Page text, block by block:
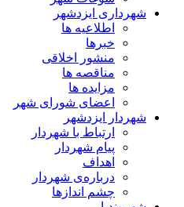
شهرداری ایزدشهر
اطلاعیه ها
خبرها
منشور اخلاقی
مناقصه ها
مزایده ها
اعضای شورای شهر
شهردار ایزدشهر
ارتباط با شهردار
پیام شهردار
اهداف
درباره‌ی شهردار
چشم اندازها